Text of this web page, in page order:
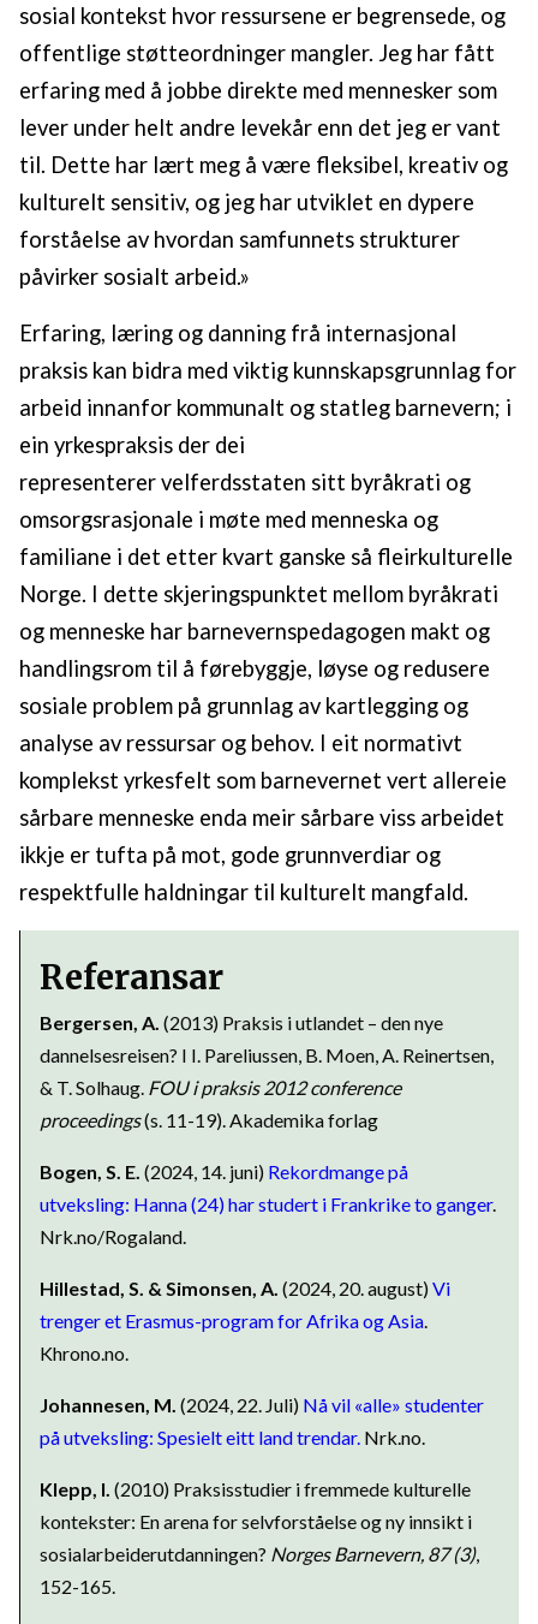
sosial kontekst hvor ressursene er begrensede, og
offentlige støtteordninger mangler. Jeg har fått
erfaring med å jobbe direkte med mennesker som
lever under helt andre levekår enn det jeg er vant
til. Dette har lært meg å være fleksibel, kreativ og
kulturelt sensitiv, og jeg har utviklet en dypere
forståelse av hvordan samfunnets strukturer
påvirker sosialt arbeid.»
Erfaring, læring og danning frå internasjonal
praksis kan bidra med viktig kunnskapsgrunnlag for
arbeid innanfor kommunalt og statleg barnevern; i
ein yrkespraksis der dei
representerer velferdsstaten sitt byråkrati og
omsorgsrasjonale i møte med menneska og
familiane i det etter kvart ganske så fleirkulturelle
Norge. I dette skjeringspunktet mellom byråkrati
og menneske har barnevernspedagogen makt og
handlingsrom til å førebyggje, løyse og redusere
sosiale problem på grunnlag av kartlegging og
analyse av ressursar og behov. I eit normativt
komplekst yrkesfelt som barnevernet vert allereie
sårbare menneske enda meir sårbare viss arbeidet
ikkje er tufta på mot, gode grunnverdiar og
respektfulle haldningar til kulturelt mangfald.
Referansar
Bergersen, A. (2013) Praksis i utlandet – den nye
dannelsesreisen? I I. Pareliussen, B. Moen, A. Reinertsen,
& T. Solhaug. FOU i praksis 2012 conference
proceedings(s. 11-19). Akademika forlag
Bogen, S. E. (2024, 14. juni) Rekordmange på
utveksling: Hanna (24) har studert i Frankrike to ganger.
Nrk.no/Rogaland.
Hillestad, S. & Simonsen, A. (2024, 20. august)Vi
trenger et Erasmus-program for Afrika og Asia
Khrono.no.
Johannesen, M. (2024, 22. Juli) Nå vil «alle» studenter
på utveksling: Spesielt eitt land trendar. Nrk.no.
Klepp, I. (2010) Praksisstudier i fremmede kulturelle
kontekster: En arena for selvforståelse og ny innsikt i
sosialarbeiderutdanningen? Norges Barnevern, 87 (3),
152-165.